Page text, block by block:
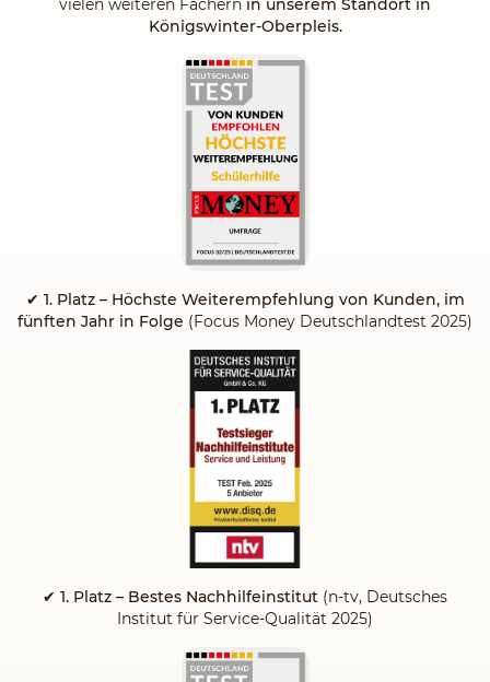
Königswinter-Oberpleis.
✔ 1. Platz – Höchste Weiterempfehlung von Kunden, im
fünften Jahr in Folge (Focus Money Deutschlandtest 2025)
✔ 1. Platz – Bestes Nachhilfeinstitut (n-tv, Deutsches
Institut für Service-Qualität 2025)